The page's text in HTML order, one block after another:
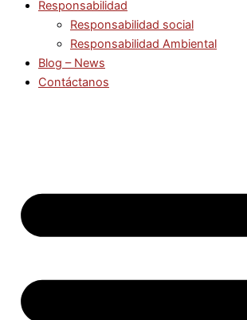
Responsabilidad
Responsabilidad social
Responsabilidad Ambiental
Blog – News
Contáctanos